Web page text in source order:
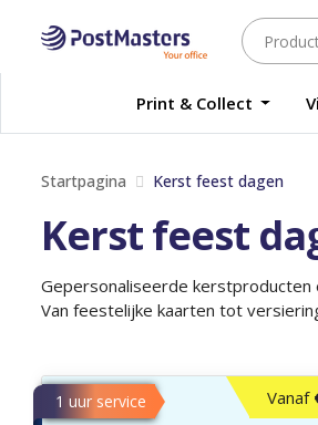
Print & Collect
Startpagina Kerst feest dagen
Kerst feest
Gepersonaliseerde kerstproducten
Van feestelijke kaarten tot
1 uur service Vanaf
Ontdek meer Foto's afdrukken